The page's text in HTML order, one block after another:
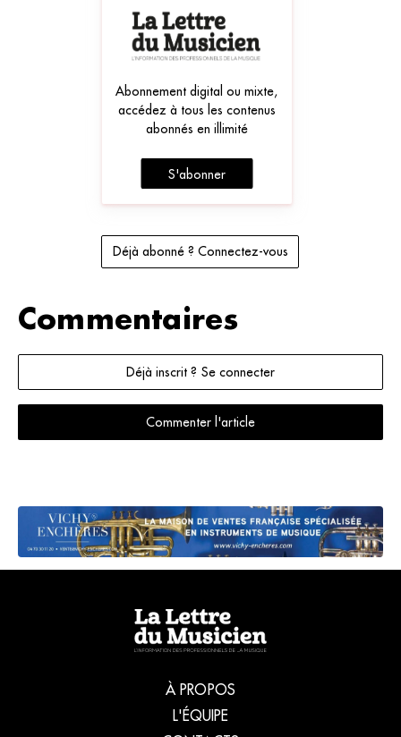
Abonnement digital ou mixte,
accédez à tous les contenus
abonnés en illimité
S'abonner
Déjà abonné ? Connectez-vous
Commentaires
Déjà inscrit ? Se connecter
Commenter l'article
À PROPOS
L'ÉQUIPE